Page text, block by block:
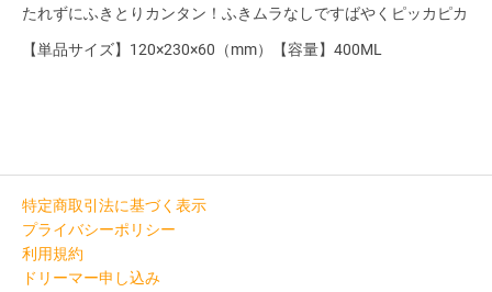
たれずにふきとりカンタン！ふきムラなしですばやくピッカピカ
【単品サイズ】120×230×60（mm）【容量】400ML
特定商取引法に基づく表示
プライバシーポリシー
利用規約
ドリーマー申し込み